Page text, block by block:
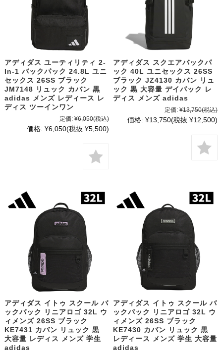
アディダス ユーティリティ 2-
In-1 バックパック 24.8L ユニ
セックス 26SS ブラック
JM7148 リュック カバン 黒
adidas メンズ レディース レ
ディス ツーインワン
定価: ¥6,050(税込)
価格: ¥6,050(税抜 ¥5,500)
アディダス スクエアバックパ
ック 40L ユニセックス 26SS
ブラック JZ4130 カバン リュ
ック 黒 大容量 デイパック レ
ディス メンズ adidas
定価: ¥13,750(税込)
価格: ¥13,750(税抜 ¥12,500)
アディダス イトゥ スクール バ
ックパック リニアロゴ 32L ウ
ィメンズ 26SS ブラック
KE7431 カバン リュック 黒
大容量 レディス メンズ 学生
adidas
アディダス イトゥ スクール バ
ックパック リニアロゴ 32L ウ
ィメンズ 26SS ブラック
KE7430 カバン リュック 黒
レディース メンズ 学生 大容量
adidas